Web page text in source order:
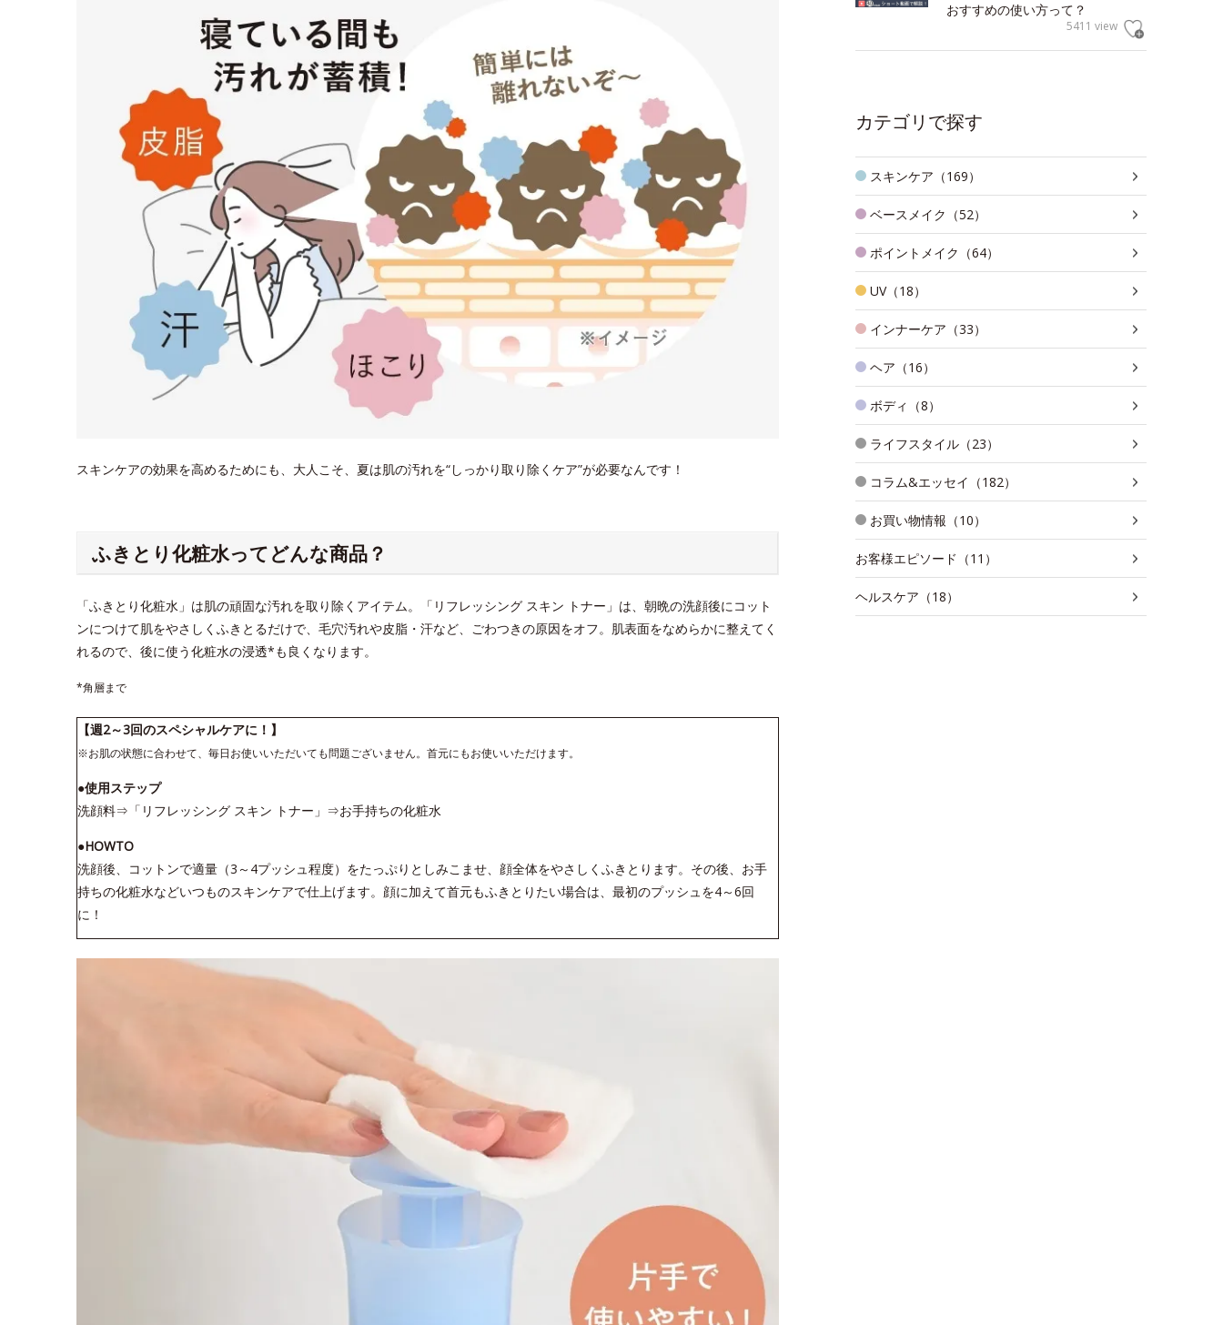
スキンケアの効果を高めるためにも、大人こそ、夏は肌の汚れを“しっかり取り除くケア”が必要なんです！
ふきとり化粧水ってどんな商品？
「ふきとり化粧水」は肌の頑固な汚れを取り除くアイテム。「リフレッシング スキン トナー」は、朝晩の洗顔後にコット
ンにつけて肌をやさしくふきとるだけで、毛穴汚れや皮脂・汗など、ごわつきの原因をオフ。肌表面をなめらかに整えてく
れるので、後に使う化粧水の浸透*も良くなります。
*角層まで
【週2～3回のスペシャルケアに！】
※お肌の状態に合わせて、毎日お使いいただいても問題ございません。首元にもお使いいただけます。
●使用ステップ
洗顔料⇒「リフレッシング スキン トナー」⇒お手持ちの化粧水
●HOWTO
洗顔後、コットンで適量（3～4プッシュ程度）をたっぷりとしみこませ、顔全体をやさしくふきとります。その後、お手
持ちの化粧水などいつものスキンケアで仕上げます。顔に加えて首元もふきとりたい場合は、最初のプッシュを4～6回
に！
おすすめの使い方って？
5411 view
カテゴリで探す
スキンケア（169）
ベースメイク（52）
ポイントメイク（64）
UV（18）
インナーケア（33）
ヘア（16）
ボディ（8）
ライフスタイル（23）
コラム&エッセイ（182）
お買い物情報（10）
お客様エピソード（11）
ヘルスケア（18）